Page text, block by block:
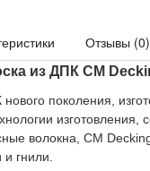
Отзывы (0)
из ДПК CM
поколения,
волокна, CM
гнили.